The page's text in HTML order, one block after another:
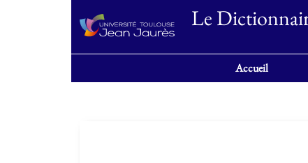
Le
Accueil